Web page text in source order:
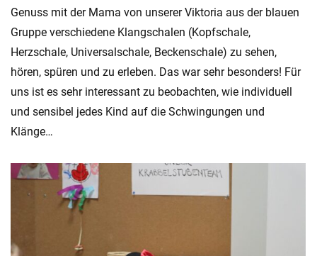
Genuss mit der Mama von unserer Viktoria aus der blauen
Gruppe verschiedene Klangschalen (Kopfschale,
Herzschale, Universalschale, Beckenschale) zu sehen,
hören, spüren und zu erleben. Das war sehr besonders! Für
uns ist es sehr interessant zu beobachten, wie individuell
und sensibel jedes Kind auf die Schwingungen und
Klänge…